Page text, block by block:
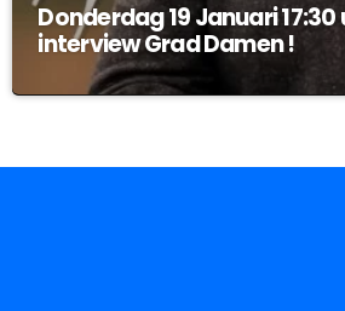
Donderdag 19 Januari
interview Grad Damen !